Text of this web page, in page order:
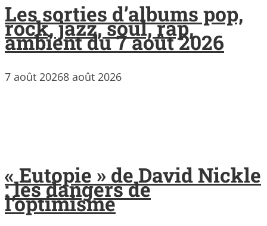
Les sorties d’albums pop,
rock, jazz, soul, rap,
ambient du 7 août 2026
7 août 20268 août 2026
« Eutopie » de David Nickle
: les dangers de
l’optimisme